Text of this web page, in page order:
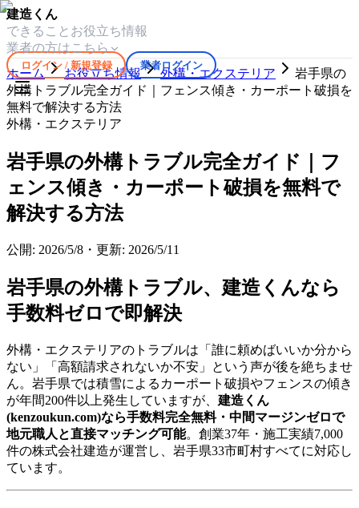
建造くん
できること お役立ち情報
業者の方はこちら
ログイン / 新規登録 業者ログイン
ホーム お役立ち情報 外構・エクステリア
岩手県の
外構トラブル完全ガイド｜フェンス傾き・カーポート破損を
無料で解決する方法
外構・エクステリア
岩手県の外構トラブル完全ガイド｜フ
ェンス傾き・カーポート破損を無料で
解決する方法
公開: 2026/5/8 ・ 更新: 2026/5/11
岩手県の外構トラブル、建造くんなら
手数料ゼロで即解決
外構・エクステリアのトラブルは「誰に頼めばいいか分から
ない」「高額請求されないか不安」という声が後を絶ちませ
ん。岩手県では積雪によるカーポート破損やフェンスの傾き
が年間200件以上発生していますが、 建造くん
(kenzoukun.com)なら手数料完全無料・中間マージンゼロで
地元職人と直接マッチング可能。創業37年・施工実績7,000
件の株式会社建造が運営し、岩手県33市町村すべてに対応し
ています。